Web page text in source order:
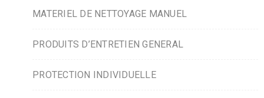
MATERIEL DE NETTOYAGE MANUEL
PRODUITS D’ENTRETIEN GENERAL
PROTECTION INDIVIDUELLE